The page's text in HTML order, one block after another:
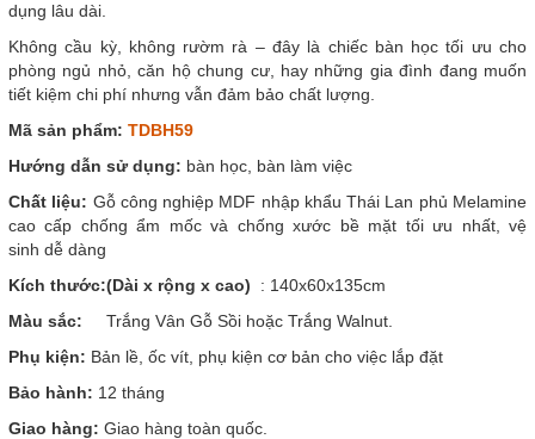
dụng lâu dài.
Không cầu kỳ, không rườm rà – đây là chiếc bàn học tối ưu cho
phòng ngủ nhỏ, căn hộ chung cư, hay những gia đình đang muốn
tiết kiệm chi phí nhưng vẫn đảm bảo chất lượng.
Mã sản phẩm: TDBH59
Hướng dẫn sử dụng: bàn học, bàn làm việc
Chất liệu: Gỗ công nghiệp MDF nhập khẩu Thái Lan phủ Melamine
cao cấp chống ẩm mốc và chống xước bề mặt tối ưu nhất, vệ
sinh dễ dàng
Kích thước:(Dài x rộng x cao)
: 140x60x135cm
Màu sắc:
Trắng Vân Gỗ Sồi hoặc Trắng Walnut.
Phụ kiện: Bản lề, ốc vít, phụ kiện cơ bản cho việc lắp đặt
Bảo hành: 12 tháng
Giao hàng: Giao hàng toàn quốc.